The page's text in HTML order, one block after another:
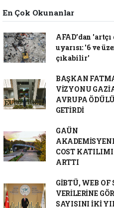
En Çok Okunanlar
AFAD’dan 'artçı
uyarısı: '6 ve
çıkabilir'
BAŞKAN
VİZYONU
AVRUPA
GETİRDİ
GAÜN
COST
ARTTI
GİBTÜ, WEB OF
VERİLERİNE
SAYISINI İKİ